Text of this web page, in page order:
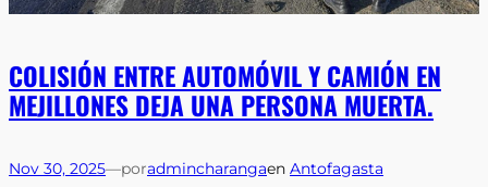
COLISIÓN ENTRE AUTOMÓVIL Y CAMIÓN EN
MEJILLONES DEJA UNA PERSONA MUERTA.
Nov 30, 2025—poradmincharangaen Antofagasta